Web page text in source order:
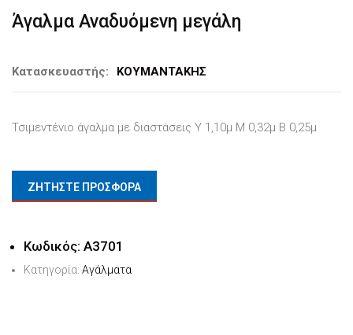
Άγαλμα Αναδυόμενη μεγάλη
Κατασκευαστής: ΚΟΥΜΑΝΤΑΚΗΣ
Τσιμεντένιο άγαλμα με διαστάσεις Υ 1,10μ Μ 0,32μ Β 0,25μ
ΖΗΤΗΣΤΕ ΠΡΟΣΦΟΡΑ
Κωδικός: Α3701
Κατηγορία: Αγάλματα